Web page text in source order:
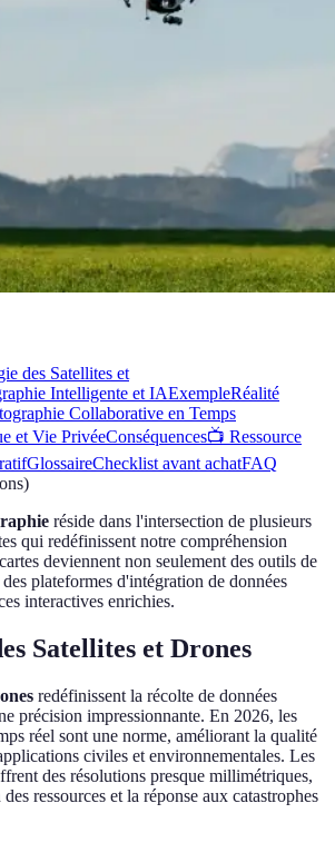
des Satellites et
Intelligente et IAExempleRéalité
Collaborative en Temps
et Vie PrivéeConséquences📺 Ressource
GlossaireChecklist avant achatFAQ
)
réside dans l'intersection de plusieurs
qui redéfinissent notre compréhension
deviennent non seulement des outils de
plateformes d'intégration de données
interactives enrichies.
Satellites et Drones
redéfinissent la récolte de données
précision impressionnante. En 2026, les
réel sont une norme, améliorant la qualité
civiles et environnementales. Les
des résolutions presque millimétriques,
ressources et la réponse aux catastrophes